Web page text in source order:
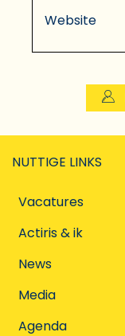
Website
NUTTIGE LINKS
Vacatures
Actiris & ik
News
Media
Agenda